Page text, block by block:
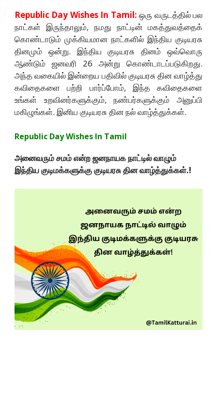
Republic Day Wishes In Tamil: ஒரு வருடத்தில் பல
நாட்கள் இருந்தாலும், நமது நாட்டின் மகத்துவத்தைக்
கொண்டாடும் முக்கியமான நாட்களில் இந்திய குடியரசு
தினமும் ஒன்று. இந்திய குடியரசு தினம் ஒவ்வொரு
ஆண்டும் ஜனவரி 26 அன்று கொண்டாடப்படுகிறது.
அந்த வகையில் இன்றைய பதிவில் குடியரசு தின வாழ்த்து
கவிதைகளை பற்றி பார்ப்போம், இந்த கவிதைகளை
உங்கள் உறவினர்களுக்கும், நண்பர்களுக்கும் அனுப்பி
மகிழுங்கள். இனிய குடியரசு தின நல் வாழ்த்துக்கள்.
Republic Day Wishes In Tamil
அனைவரும் சமம் என்ற ஜனநாயக நாட்டில் வாழும்
இந்திய குடிமக்களுக்கு குடியரசு தின வாழ்த்துக்கள்.!